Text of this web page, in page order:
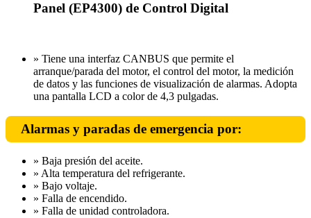
Panel (EP4300) de Control Digital
» Tiene una interfaz CANBUS que permite el
arranque/parada del motor, el control del motor, la medición
de datos y las funciones de visualización de alarmas. Adopta
una pantalla LCD a color de 4,3 pulgadas.
Alarmas y paradas de emergencia por:
» Baja presión del aceite.
» Alta temperatura del refrigerante.
» Bajo voltaje.
» Falla de encendido.
» Falla de unidad controladora.